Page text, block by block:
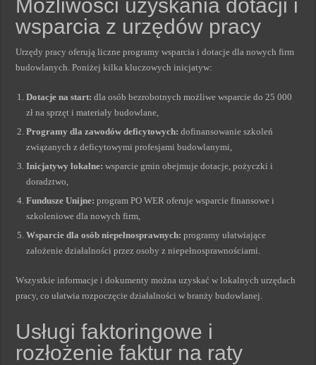
Możliwości uzyskania dotacji i
wsparcia z urzędów pracy
Urzędy pracy oferują liczne programy wsparcia i dotacje dla nowych firm
budowlanych. Poniżej kilka kluczowych inicjatyw:
Dotacje na start: dla osób bezrobotnych możliwe wsparcie do 25 000
zł na sprzęt i materiały budowlane,
Programy dla zawodów deficytowych: dofinansowanie szkoleń
związanych z deficytowymi profesjami budowlanymi,
Inicjatywy lokalne: wsparcie gmin obejmuje dotacje, pożyczki i
doradztwo,
Fundusze Unijne: program PO WER oferuje wsparcie finansowe i
szkoleniowe dla nowych firm,
Wsparcie dla osób niepełnosprawnych: programy ułatwiające
założenie działalności przez osoby z niepełnosprawnościami.
Wszystkie informacje i dokumenty można uzyskać w lokalnych urzędach
pracy, co ułatwia rozpoczęcie działalności w branży budowlanej.
Usługi faktoringowe i
rozłożenie faktur na raty